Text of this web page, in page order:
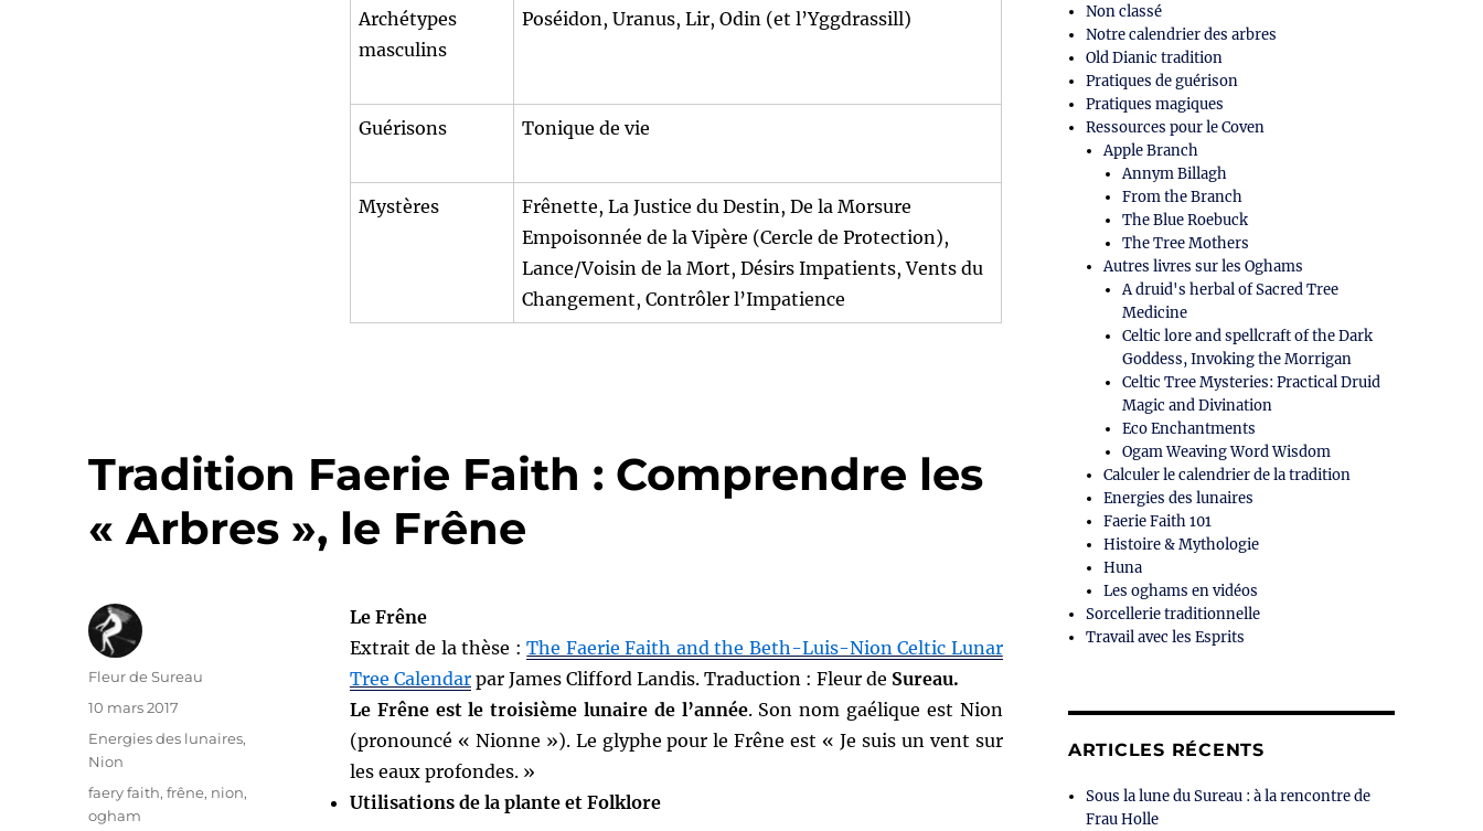
Archétypes
masculins
Poséidon, Uranus, Lir, Odin (et l’Yggdrassill)
Guérisons Tonique de vie
Mystères
Frênette, La Justice du Destin, De la Morsure
Empoisonnée de la Vipère (Cercle de Protection),
Lance/Voisin de la Mort, Désirs Impatients, Vents du
Changement, Contrôler l’Impatience
Tradition Faerie Faith : Comprendre les
« Arbres », le Frêne
Le Frêne
Extrait de la thèse :The Faerie Faith and the Beth-Luis-Nion Celtic Lunar
Tree Calendarpar James Clifford Landis. Traduction : Fleur de Sureau.
Le Frêne est le troisième lunaire de l’année. Son nom gaélique est Nion
(pronouncé « Nionne »). Le glyphe pour le Frêne est « Je suis un vent sur
les eaux profondes. »
Utilisations de la plante et Folklore
Auteur
Fleur de Sureau
Publié
le
10 mars 2017
Catégories
Energies des lunaires,
Nion
Étiquettes
faery faith,frêne, nion,
ogham
Non classé
Notre calendrier des arbres
Old Dianic tradition
Pratiques de guérison
Pratiques magiques
Ressources pour le Coven
Apple Branch
Annym Billagh
From the Branch
The Blue Roebuck
The Tree Mothers
Autres livres sur les Oghams
A druid's herbal of Sacred Tree
Medicine
Celtic lore and spellcraft of the Dark
Goddess, Invoking the Morrigan
Celtic Tree Mysteries: Practical Druid
Magic and Divination
Eco Enchantments
Ogam Weaving Word Wisdom
Calculer le calendrier de la tradition
Energies des lunaires
Faerie Faith 101
Histoire & Mythologie
Huna
Les oghams en vidéos
Sorcellerie traditionnelle
Travail avec les Esprits
ARTICLES RÉCENTS
Sous la lune du Sureau : à la rencontre de
Frau Holle